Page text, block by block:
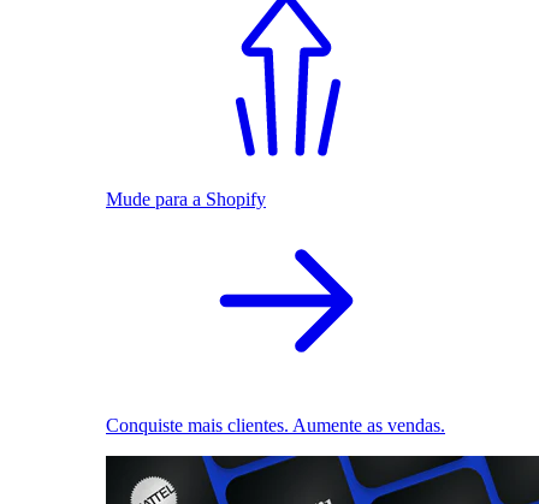
Mude para a Shopify
Conquiste mais clientes. Aumente as vendas.